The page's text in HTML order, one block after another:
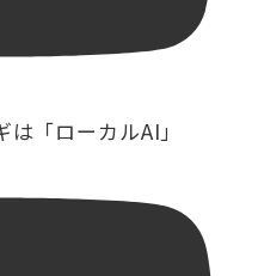
「ローカルAI」